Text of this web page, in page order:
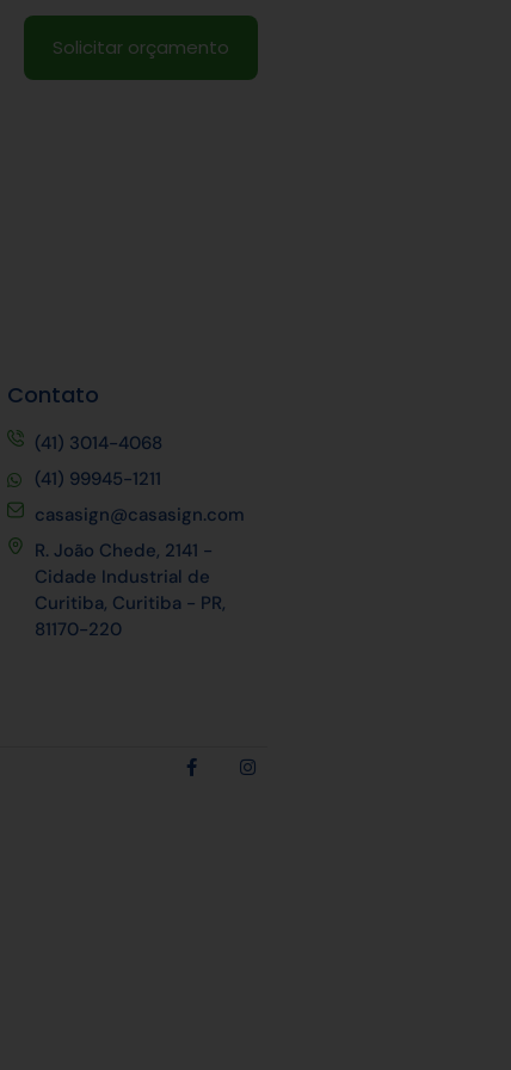
Solicitar orçamento
Contato
(41) 3014-4068
(41) 99945-1211
casasign@casasign.com
R. João Chede, 2141 -
Cidade Industrial de
Curitiba, Curitiba - PR,
81170-220